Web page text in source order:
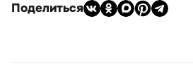
Поделиться